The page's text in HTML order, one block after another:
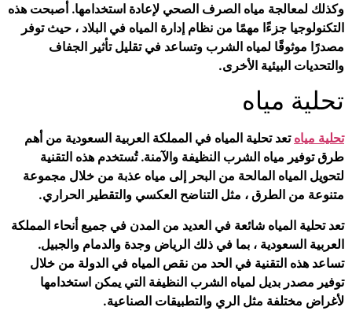
وكذلك لمعالجة مياه الصرف الصحي لإعادة استخدامها. أصبحت هذه
التكنولوجيا جزءًا مهمًا من نظام إدارة المياه في البلاد ، حيث توفر
مصدرًا موثوقًا لمياه الشرب وتساعد في تقليل تأثير الجفاف
والتحديات البيئية الأخرى.
تحلية مياه
تحلية مياه تعد تحلية المياه في المملكة العربية السعودية من أهم
طرق توفير مياه الشرب النظيفة والآمنة. تُستخدم هذه التقنية
لتحويل المياه المالحة من البحر إلى مياه عذبة من خلال مجموعة
متنوعة من الطرق ، مثل التناضح العكسي والتقطير الحراري.
تعد تحلية المياه شائعة في العديد من المدن في جميع أنحاء المملكة
العربية السعودية ، بما في ذلك الرياض وجدة والدمام والجبيل.
تساعد هذه التقنية في الحد من نقص المياه في الدولة من خلال
توفير مصدر بديل لمياه الشرب النظيفة التي يمكن استخدامها
لأغراض مختلفة مثل الري والتطبيقات الصناعية.